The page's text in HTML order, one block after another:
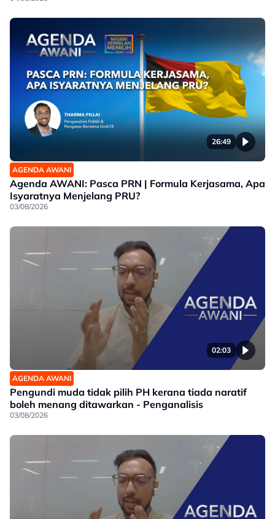
26:49
AGENDA AWANI
Agenda AWANI: Pasca PRN | Formula Kerjasama, Apa
Isyaratnya Menjelang PRU?
03/08/2026
02:03
AGENDA AWANI
Pengundi muda tidak pilih PH kerana tiada naratif
boleh menang ditawarkan - Penganalisis
03/08/2026